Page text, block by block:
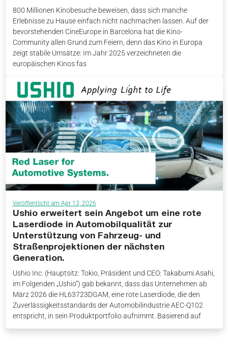
800 Millionen Kinobesuche beweisen, dass sich manche
Erlebnisse zu Hause einfach nicht nachmachen lassen. Auf der
bevorstehenden CineEurope in Barcelona hat die Kino-
Community allen Grund zum Feiern, denn das Kino in Europa
zeigt stabile Umsätze: Im Jahr 2025 verzeichneten die
europäischen Kinos fas
Veröffentlicht am Apr 13, 2026
Ushio erweitert sein Angebot um eine rote
Laserdiode in Automobilqualität zur
Unterstützung von Fahrzeug- und
Straßenprojektionen der nächsten
Generation.
Ushio Inc. (Hauptsitz: Tokio, Präsident und CEO: Takabumi Asahi,
im Folgenden „Ushio“) gab bekannt, dass das Unternehmen ab
März 2026 die HL63723DGAM, eine rote Laserdiode, die den
Zuverlässigkeitsstandards der Automobilindustrie AEC-Q102
entspricht, in sein Produktportfolio aufnimmt. Basierend auf